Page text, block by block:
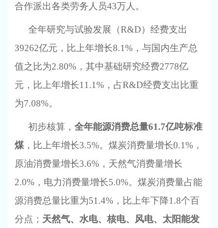
合作派出各类劳务人员43万人。
全年研究与试验发展（R&D）经费支出
39262亿元，比上年增长8.1%，与国内生产总
值之比为2.80%，其中基础研究经费2778亿
元，比上年增长11.1%，占R&D经费支出比重
为7.08%。
初步核算， 全年能源消费总量61.7亿吨标准
煤 ，比上年增长3.5%。煤炭消费量增长0.1%，
原油消费量增长3.6%，天然气消费量增长
2.0%，电力消费量增长5.0%。煤炭消费量占能
源消费总量比重为51.4%，比上年下降1.8个百
分点； 天然气、水电、核电、风电、太阳能发